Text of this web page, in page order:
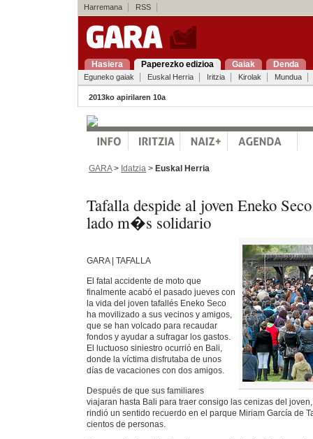
Harremana RSS
Hasiera Paperezko edizioa Gaiak Denda
Eguneko gaiak Euskal Herria Iritzia Kirolak Mundua
2013ko apirilaren 10a
GARA> Idatzia > Euskal Herria
Tafalla despide al joven Eneko
lado m�s solidario
GARA | TAFALLA
El fatal accidente de moto que
finalmente acabó el pasado jueves con
la vida del joven tafallés Eneko Seco
ha movilizado a sus vecinos y amigos,
que se han volcado para recaudar
fondos y ayudar a sufragar los gastos.
El luctuoso siniestro ocurrió en Bali,
donde la víctima disfrutaba de unos
días de vacaciones con dos amigos.
Después de que sus familiares
viajaran hasta Bali para traer consigo las cenizas del
rindió un sentido recuerdo en el parque Miriam García de
cientos de personas.